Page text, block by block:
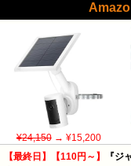
¥24,150→ ¥15,200
【最終日】【110円～】
『ジ